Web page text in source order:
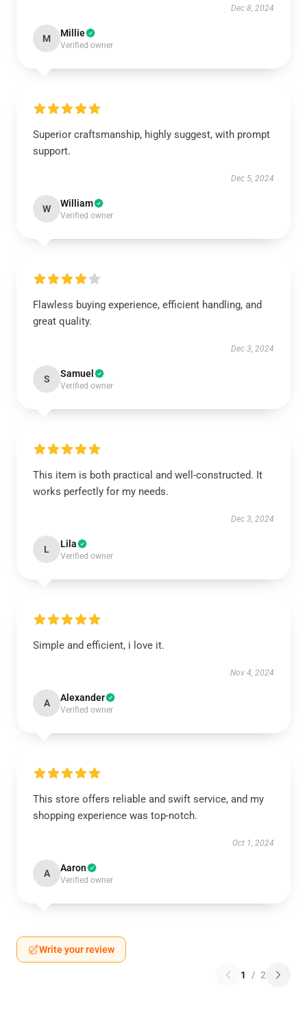
Dec 8, 2024
M Millie
Verified owner
Superior craftsmanship, highly suggest, with prompt
support.
Dec 5, 2024
W William
Verified owner
Flawless buying experience, efficient handling, and
great quality.
Dec 3, 2024
S Samuel
Verified owner
This item is both practical and well-constructed. It
works perfectly for my needs.
Dec 3, 2024
L Lila
Verified owner
Simple and efficient, i love it.
Nov 4, 2024
A Alexander
Verified owner
This store offers reliable and swift service, and my
shopping experience was top-notch.
Oct 1, 2024
A Aaron
Verified owner
Write your review
1 / 2